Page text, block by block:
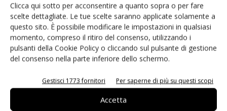
Clicca qui sotto per acconsentire a quanto sopra o per fare
scelte dettagliate. Le tue scelte saranno applicate solamente a
questo sito. È possibile modificare le impostazioni in qualsiasi
momento, compreso il ritiro del consenso, utilizzando i
pulsanti della Cookie Policy o cliccando sul pulsante di gestione
del consenso nella parte inferiore dello schermo.
Gestisci 1773 fornitori Per saperne di più su questi scopi
Accetta
Apofruit, estate da record per il bio: Canova e
ViviToscano crescono a doppia cifra
E-magazine